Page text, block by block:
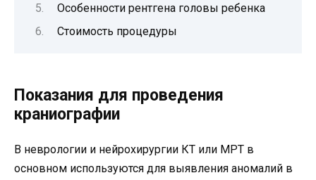
Особенности рентгена головы ребенка
Стоимость процедуры
Показания для проведения
краниографии
В неврологии и нейрохирургии КТ или МРТ в
основном используются для выявления аномалий в